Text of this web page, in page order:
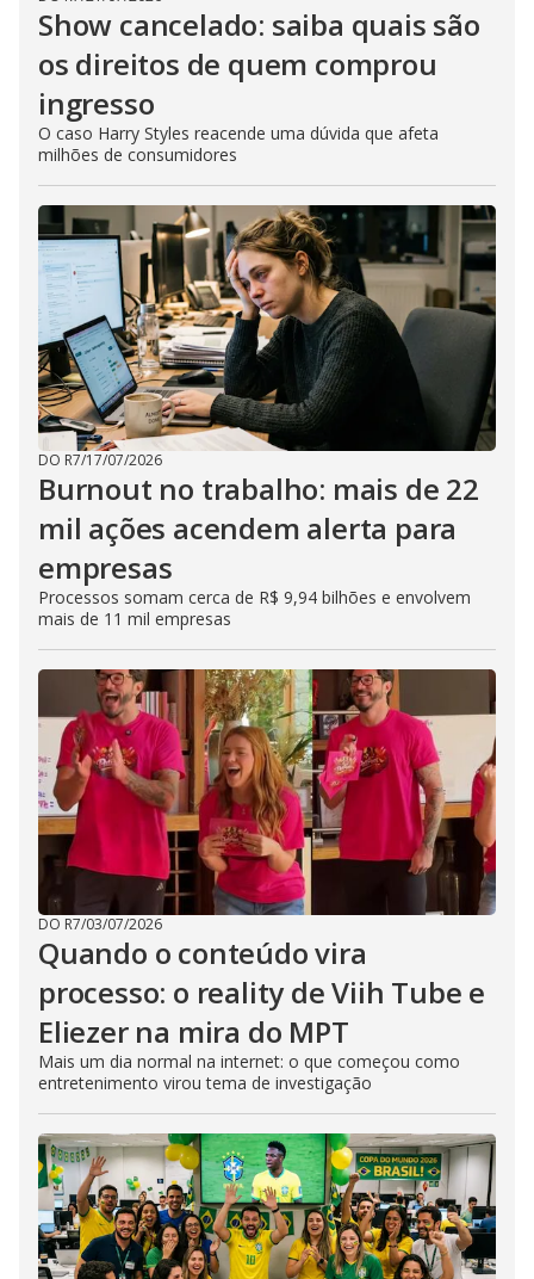
Show cancelado: saiba quais são
os direitos de quem comprou
ingresso
O caso Harry Styles reacende uma dúvida que afeta
milhões de consumidores
DO R7/17/07/2026
Burnout no trabalho: mais de 22
mil ações acendem alerta para
empresas
Processos somam cerca de R$ 9,94 bilhões e envolvem
mais de 11 mil empresas
DO R7/03/07/2026
Quando o conteúdo vira
processo: o reality de Viih Tube e
Eliezer na mira do MPT
Mais um dia normal na internet: o que começou como
entretenimento virou tema de investigação